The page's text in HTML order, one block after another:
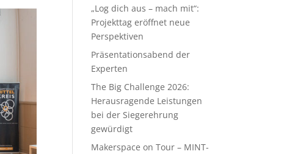
„Log dich aus – mach mit“:
Projekttag eröffnet neue
Perspektiven
Präsentationsabend der
Experten
The Big Challenge 2026:
Herausragende Leistungen
bei der Siegerehrung
gewürdigt
Makerspace on Tour – MINT-